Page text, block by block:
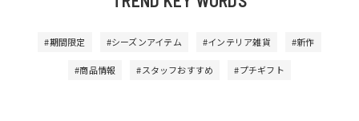
#期間限定 #シーズンアイテム #インテリア雑貨 #新作
#商品情報 #スタッフおすすめ #プチギフト